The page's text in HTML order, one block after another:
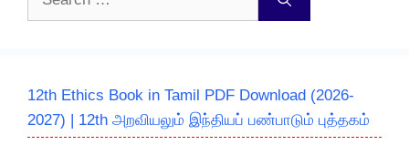
12th Ethics Book in Tamil PDF Download (2026-
2027) | 12th அறவியலும் இந்தியப் பண்பாடும் புத்தகம்